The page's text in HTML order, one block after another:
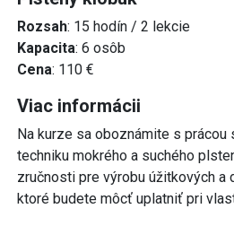
Rozsah: 15 hodín / 2 lekcie
Kapacita: 6 osôb
Cena: 110 €
Viac informácii
Na kurze sa oboznámite s
techniku mokrého a suchého
zručnosti pre výrobu úžitkových a
ktoré budete môcť uplatniť pri